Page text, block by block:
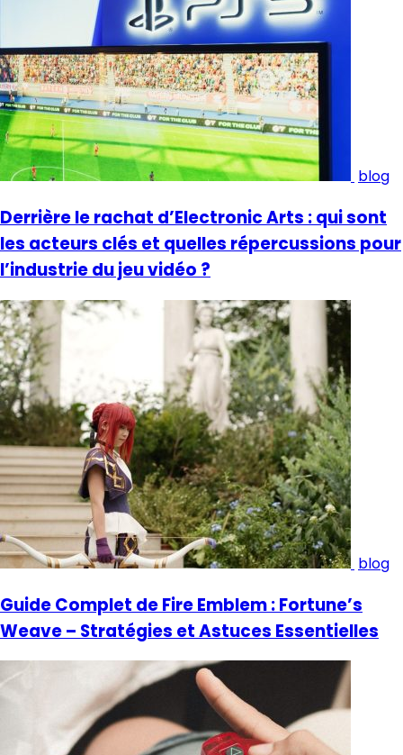
blog
Derrière le rachat d’Electronic Arts : qui sont
les acteurs clés et quelles répercussions pour
l’industrie du jeu vidéo ?
blog
Guide Complet de Fire Emblem : Fortune’s
Weave – Stratégies et Astuces Essentielles